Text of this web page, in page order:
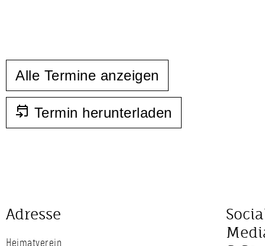
Alle Termine anzeigen
Termin herunterladen
Adresse
Heimatverein